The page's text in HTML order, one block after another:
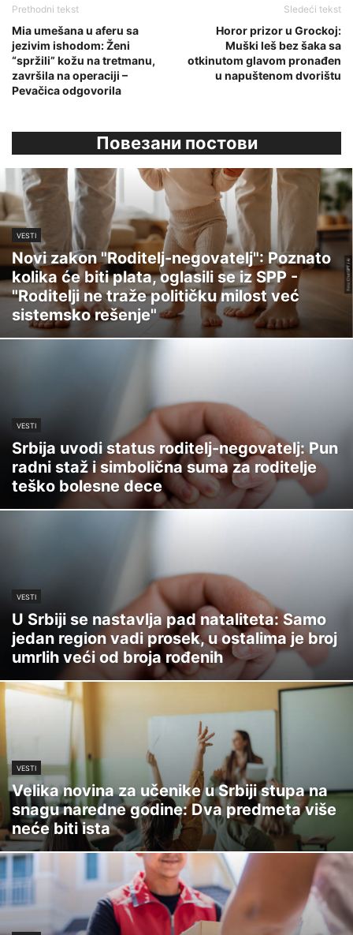
Prethodni tekst
Mia umešana u aferu sa
jezivim ishodom: Ženi
“spržili” kožu na tretmanu,
završila na operaciji –
Pevačica odgovorila
Sledeći tekst
Horor prizor u Grockoj:
Muški leš bez šaka sa
otkinutom glavom pronađen
u napuštenom dvorištu
Повезани постови
VESTI
Novi zakon "Roditelj-negovatelj": Poznato
kolika će biti plata, oglasili se iz SPP -
"Roditelji ne traže političku milost već
sistemsko rešenje"
VESTI
Srbija uvodi status roditelj-negovatelj: Pun
radni staž i simbolična suma za roditelje
teško bolesne dece
VESTI
U Srbiji se nastavlja pad nataliteta: Samo
jedan region vadi prosek, u ostalima je broj
umrlih veći od broja rođenih
VESTI
Velika novina za učenike u Srbiji stupa na
snagu naredne godine: Dva predmeta više
neće biti ista